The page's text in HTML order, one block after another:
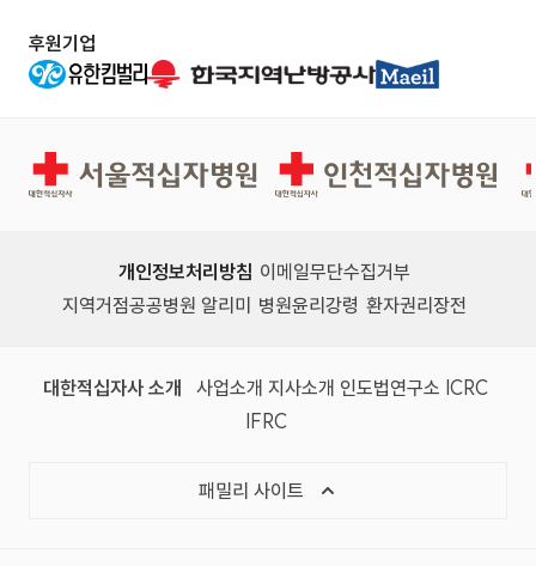
후원기업
서울적십자병원 인천적십자병원
개인정보처리방침 이메일무단수집거부
지역거점공공병원 알리미
병원윤리강령 환자권리장전
대한적십자사 소개 사업소개 지사소개 인도법연구소 ICRC
IFRC
패밀리 사이트